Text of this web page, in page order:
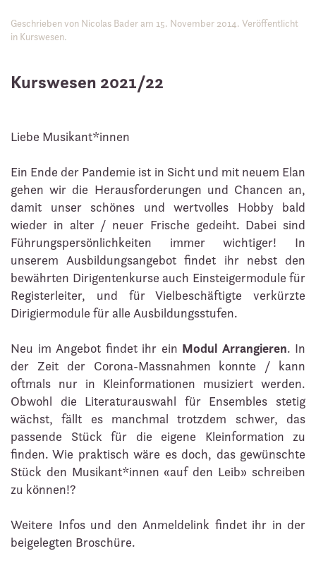
Geschrieben von Nicolas Bader am 15. November 2014. Veröffentlicht
in Kurswesen.
Kurswesen 2021/22
Liebe Musikant*innen
Ein Ende der Pandemie ist in Sicht und mit neuem Elan
gehen wir die Herausforderungen und Chancen an,
damit unser schönes und wertvolles Hobby bald
wieder in alter / neuer Frische gedeiht. Dabei sind
Führungspersönlichkeiten immer wichtiger! In
unserem Ausbildungsangebot findet ihr nebst den
bewährten Dirigentenkurse auch Einsteigermodule für
Registerleiter, und für Vielbeschäftigte verkürzte
Dirigiermodule für alle Ausbildungsstufen.
Neu im Angebot findet ihr ein Modul Arrangieren. In
der Zeit der Corona-Massnahmen konnte / kann
oftmals nur in Kleinformationen musiziert werden.
Obwohl die Literaturauswahl für Ensembles stetig
wächst, fällt es manchmal trotzdem schwer, das
passende Stück für die eigene Kleinformation zu
finden. Wie praktisch wäre es doch, das gewünschte
Stück den Musikant*innen «auf den Leib» schreiben
zu können!?
Weitere Infos und den Anmeldelink findet ihr in der
beigelegten Broschüre.